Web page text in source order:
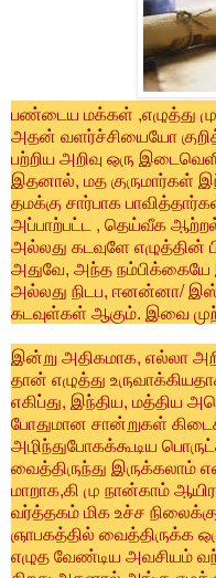
பண்டைய மக்கள் ,எழுத்து
அதன் வளர்ச்சியையோ
பற்றிய அறிவு ஒரு
இதனால், மத குருமார்கள்
தமக்கு சார்பாக
அப்பாற்பட்ட , தெய்வீக
அல்லது கடவுளே எழுத்தின்
அதுவே, அந்த நம்பிக்கையே
அல்லது நிடப, ஈனன்னா/
கடவுள்கள் ஆகும். இவை
இன்று அதிகமாக, எல்லா
தான் எழுத்து
எகிப்து, இந்திய, மத்திய
போதுமான சான்றுகள்
அழிந்துபோகக்கூடிய
வைத்திருந்து இருக்கலாம்
மாறாக,கி மு நான்காம்
வர்த்தகம் மிக உச்ச
ஞாபகத்தில் வைத்திருக்க
எழுத வேண்டிய அவசியம்